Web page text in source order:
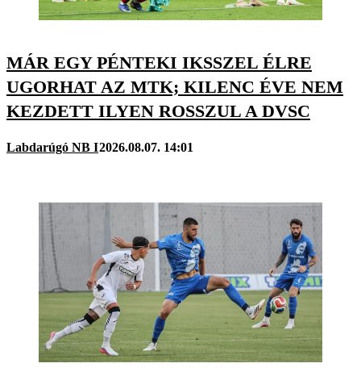
MÁR EGY PÉNTEKI IKSSZEL ÉLRE
UGORHAT AZ MTK; KILENC ÉVE NEM
KEZDETT ILYEN ROSSZUL A DVSC
Labdarúgó NB I2026.08.07. 14:01